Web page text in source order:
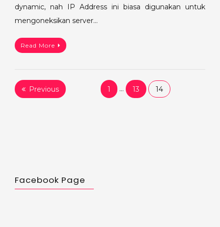
dynamic, nah IP Address ini biasa digunakan untuk
mengoneksikan server…
Read More
PostsPrevious 1 … 13 14
Facebook Page